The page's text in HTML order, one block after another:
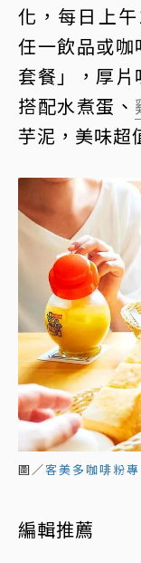
化，每日上
任一飲品或
套餐」，厚
搭配水煮蛋、
芋泥，美味超
圖／客美多咖啡粉專
編輯推薦